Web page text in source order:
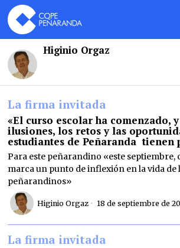
Higinio Orgaz
La firma invitada
«El curso escolar ha comenzado,
ilusiones, los retos y las
estudiantes de Peñaranda tienen
Para este peñarandino «este septiembre,
marca un punto de inflexión en la vida de
peñarandinos»
Higinio Orgaz 18 de septiembre de
La firma invitada